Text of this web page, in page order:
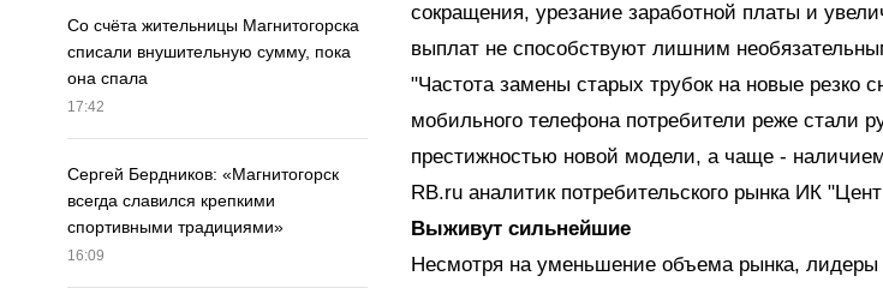
Со счёта жительницы Магнитогорска
списали внушительную сумму, пока
она спала
17:42
Сергей Бердников: «Магнитогорск
всегда славился крепкими
спортивными традициями»
16:09
сокращения, урезание заработной платы и
выплат не способствуют лишним
"Частота замены старых трубок на новые резко
мобильного телефона потребители реже стали
престижностью новой модели, а чаще -
RB.ru аналитик потребительского рынка ИК
Выживут сильнейшие
Несмотря на уменьшение объема рынка, лидеры